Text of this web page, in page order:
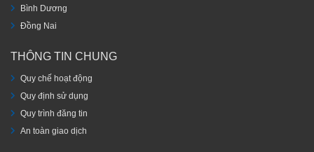
Bình Dương
Đồng Nai
THÔNG TIN CHUNG
Quy chế hoạt động
Quy định sử dụng
Quy trình đăng tin
An toàn giao dịch